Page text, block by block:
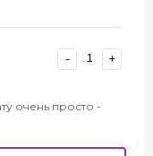
- +
очень просто -